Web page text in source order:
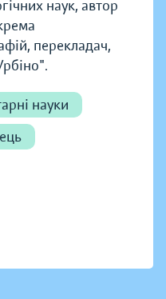
наук, автор
перекладач,
науки